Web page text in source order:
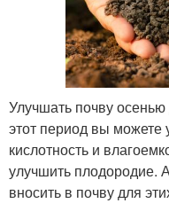
Улучшать почву
этот период вы можете
кислотность и
улучшить плодородие.
вносить в почву для